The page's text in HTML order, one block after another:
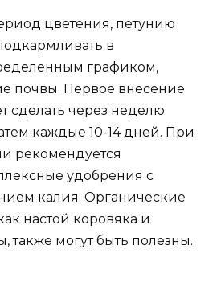
цветения, петунию
в
графиком,
почвы. Первое внесение
сделать через неделю
каждые 10-14 дней. При
рекомендуется
удобрения с
калия. Органические
настой коровяка и
также могут быть полезны.